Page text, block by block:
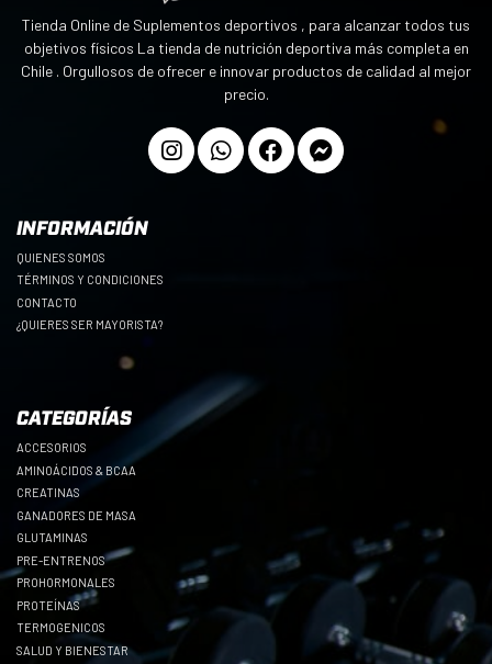
Tienda Online de Suplementos deportivos , para alcanzar todos tus
objetivos físicos La tienda de nutrición deportiva más completa en
Chile . Orgullosos de ofrecer e innovar productos de calidad al mejor
precio.
INFORMACIÓN
QUIENES SOMOS
TÉRMINOS Y CONDICIONES
CONTACTO
¿QUIERES SER MAYORISTA?
CATEGORÍAS
ACCESORIOS
AMINOÁCIDOS & BCAA
CREATINAS
GANADORES DE MASA
GLUTAMINAS
PRE-ENTRENOS
PROHORMONALES
PROTEÍNAS
TERMOGENICOS
SALUD Y BIENESTAR